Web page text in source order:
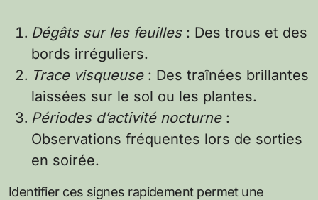
Dégâts sur les feuilles: Des trous et des
bords irréguliers.
Trace visqueuse: Des traînées brillantes
laissées sur le sol ou les plantes.
Périodes d’activité nocturne:
Observations fréquentes lors de sorties
en soirée.
Identifier ces signes rapidement permet une